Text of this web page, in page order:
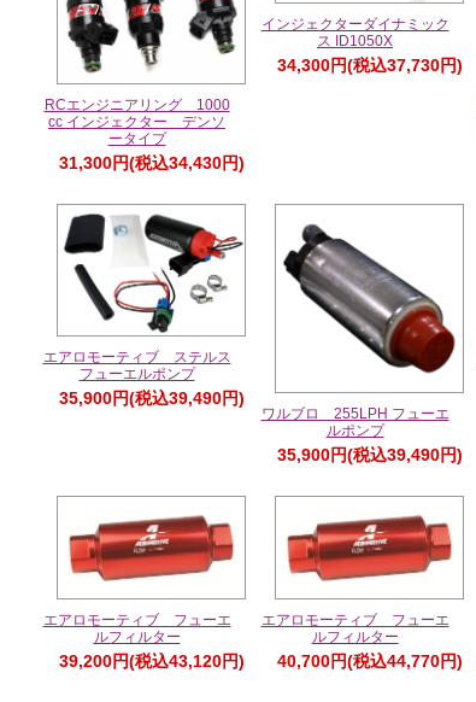
RCエンジニアリング 1000
cc インジェクター デンソ
ータイプ
31,300円(税込34,430円)
インジェクターダイナミック
ス ID1050X
34,300円(税込37,730円)
エアロモーティブ ステルス
フューエルポンプ
35,900円(税込39,490円)
ワルブロ 255LPH フューエ
ルポンプ
35,900円(税込39,490円)
エアロモーティブ フューエ
ルフィルター
39,200円(税込43,120円)
エアロモーティブ フューエ
ルフィルター
40,700円(税込44,770円)